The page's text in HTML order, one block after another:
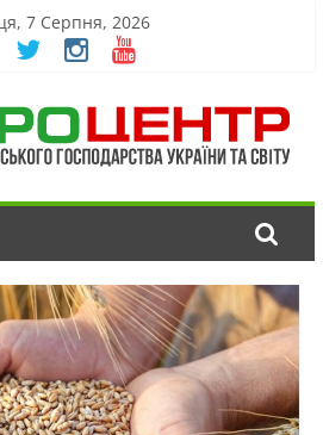
7 Серпня, 2026